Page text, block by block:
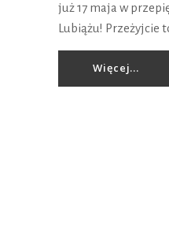
już 17 maja w
Lubiążu! Przeżyjcie
Więcej...